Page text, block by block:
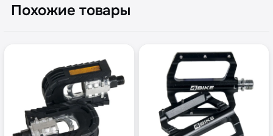
Похожие товары